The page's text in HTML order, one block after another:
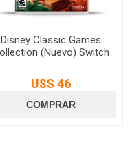
Disney Classic Games
(Nuevo) Switch
U$S 46